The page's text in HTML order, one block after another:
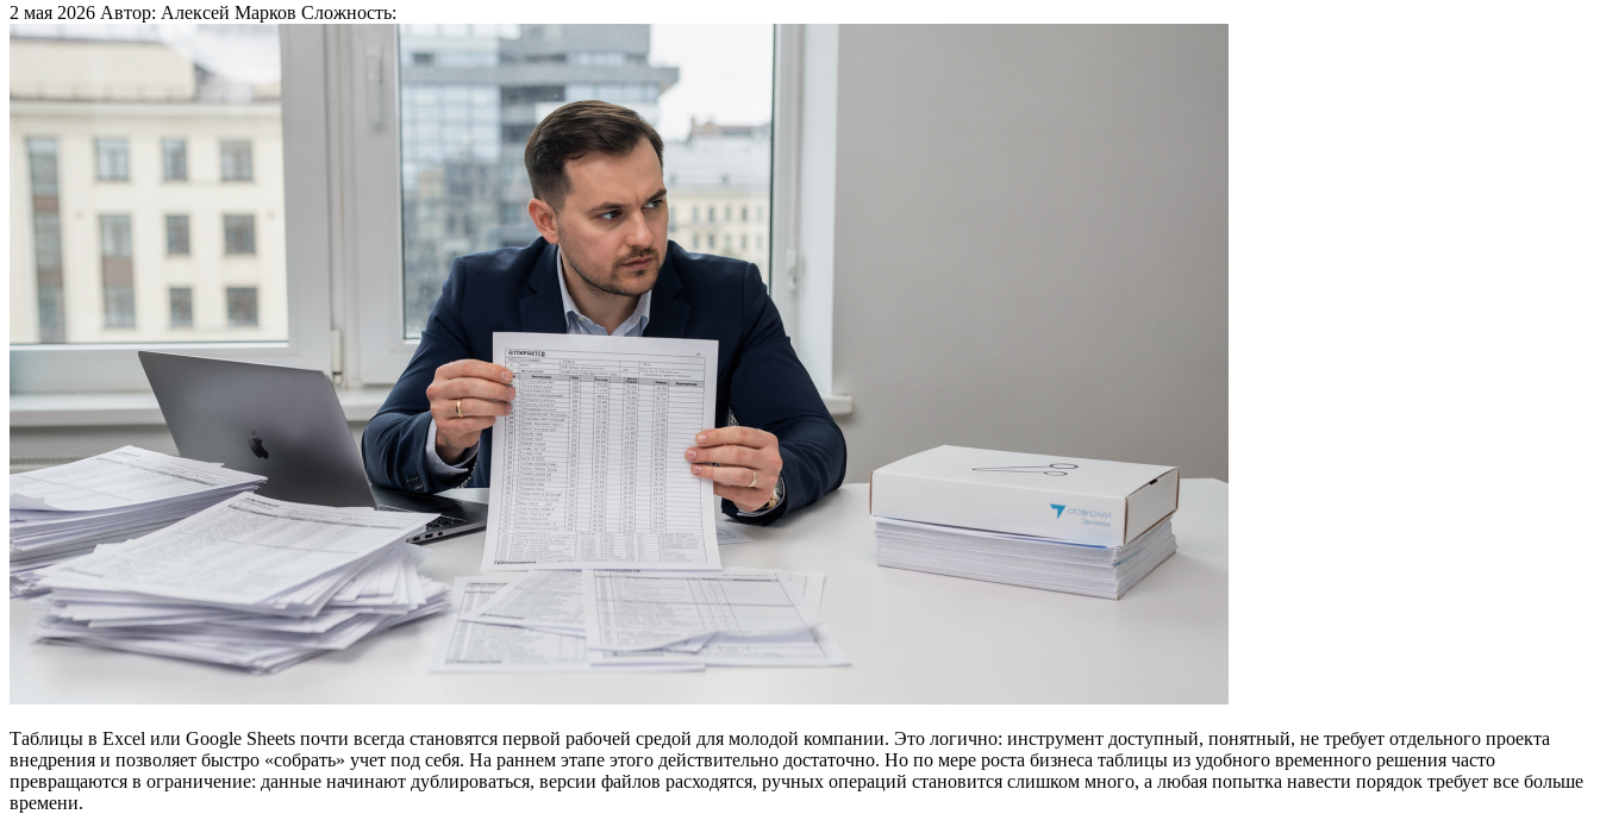
2 мая 2026 Автор: Алексей Марков Сложность:
Таблицы в Excel или Google Sheets почти всегда становятся первой рабочей средой для молодой компании. Это логично: инструмент доступный, понятный, не требует отдельного проекта
внедрения и позволяет быстро «собрать» учет под себя. На раннем этапе этого действительно достаточно. Но по мере роста бизнеса таблицы из удобного временного решения часто
превращаются в ограничение: данные начинают дублироваться, версии файлов расходятся, ручных операций становится слишком много, а любая попытка навести порядок требует все больше
времени.